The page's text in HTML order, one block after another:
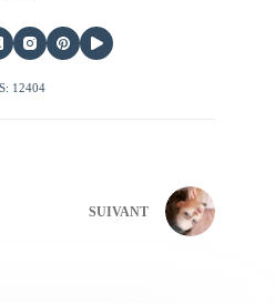
12404
SUIVANT